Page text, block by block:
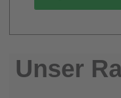
Unser